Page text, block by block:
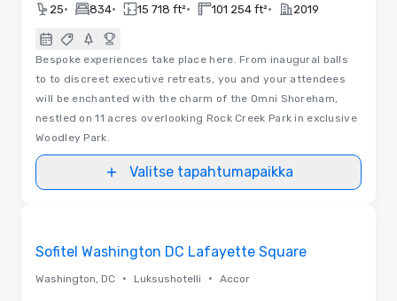
25• 834• 15 718 ft²• 101 254 ft²• 2019
Bespoke experiences take place here. From inaugural balls
to to discreet executive retreats, you and your attendees
will be enchanted with the charm of the Omni Shoreham,
nestled on 11 acres overlooking Rock Creek Park in exclusive
Woodley Park.
Valitse tapahtumapaikka
Sofitel Washington DC Lafayette Square
Washington, DC • Luksushotelli • Accor